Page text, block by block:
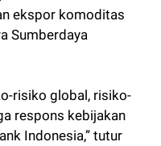
ekspor komoditas
Sumberdaya
risiko global, risiko-
respons kebijakan
Indonesia,” tutur